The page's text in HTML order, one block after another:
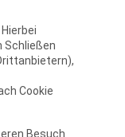
Schließen
Cookie
Besuch